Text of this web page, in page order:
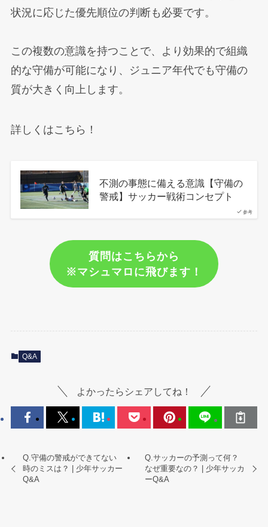
状況に応じた優先順位の判断も必要です。
この複数の意識を持つことで、より効果的で組織
的な守備が可能になり、ジュニア年代でも守備の
質が大きく向上します。
詳しくはこちら！
参考
不測の事態に備える意識【守備の
警戒】サッカー戦術コンセプト
質問はこちらから
※マシュマロに飛びます！
Q&A
よかったらシェアしてね！
Q.守備の警戒ができてない
時のミスは？ | 少年サッカー
Q&A
Q.サッカーの予測って何？
なぜ重要なの？ | 少年サッカ
ーQ&A